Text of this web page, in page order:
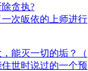
贪执?
次皈依的上师进行
能灭一切的垢？（
世时说过的一个预